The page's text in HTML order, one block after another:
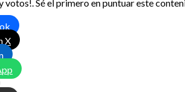
votos!. Sé el primero en puntuar este
X